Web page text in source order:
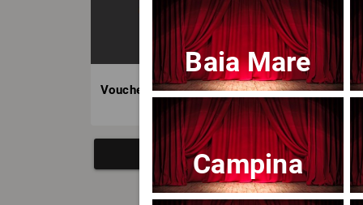
Voucher BILET.ro
Baia Mare
Campina